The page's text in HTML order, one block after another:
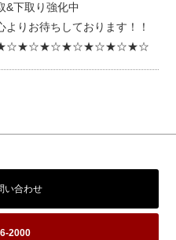
&下取り強化中
りお待ちしております！！
い合わせ
2000